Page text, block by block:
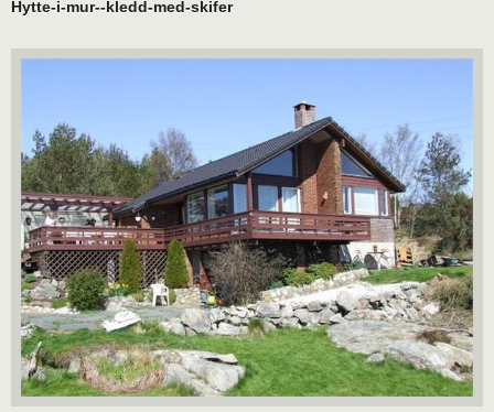
Hytte-i-mur--kledd-med-skifer